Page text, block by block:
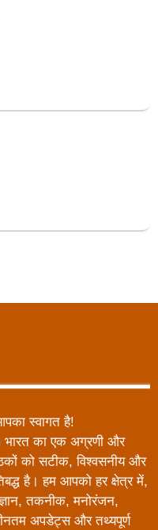
स्वागत है!
का एक अग्रणी और
को सटीक, विश्वसनीय और
है। हम आपको हर क्षेत्र में,
तकनीक, मनोरंजन,
अपडेट्स और तथ्यपूर्ण